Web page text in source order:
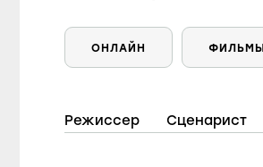
ОНЛАЙН ФИЛЬМЫ
Режиссер Сценарист